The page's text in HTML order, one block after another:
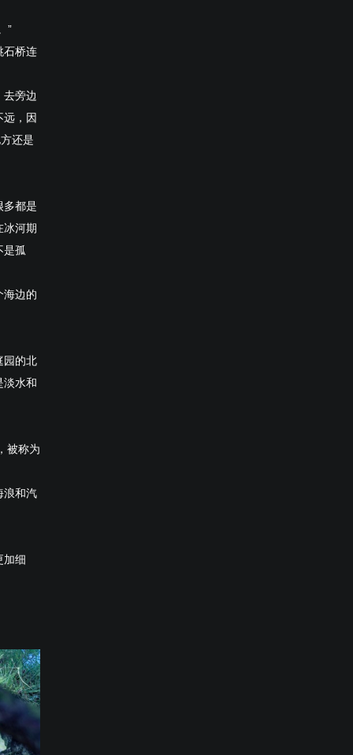
”
石桥连
旁边
，因
还是
多都是
冰河期
是孤
海边的
园的北
淡水和
被称为
浪和汽
加细